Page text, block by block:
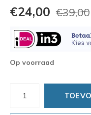
€24,00 €39,00
Op voorraad